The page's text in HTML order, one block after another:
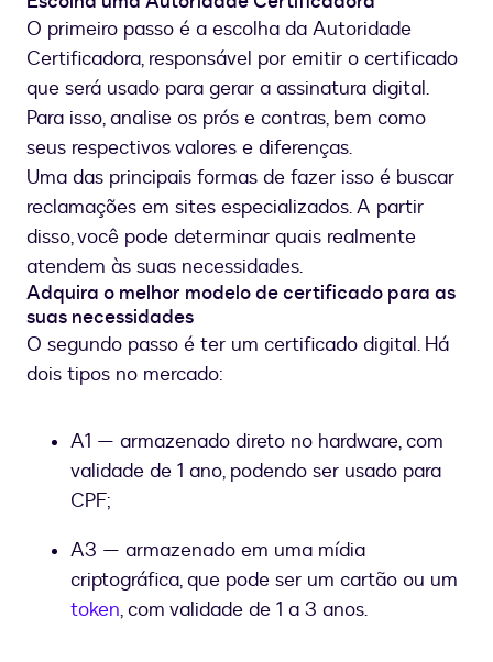
O primeiro passo é a escolha da Autoridade
Certificadora, responsável por emitir o certificado
que será usado para gerar a assinatura digital.
Para isso, analise os prós e contras, bem como
seus respectivos valores e diferenças.
Uma das principais formas de fazer isso é buscar
reclamações em sites especializados. A partir
disso, você pode determinar quais realmente
atendem às suas necessidades.
Adquira o melhor modelo de certificado para as
suas necessidades
O segundo passo é ter um certificado digital. Há
dois tipos no mercado:
A1 — armazenado direto no hardware, com
validade de 1 ano, podendo ser usado para
CPF;
A3 — armazenado em uma mídia
criptográfica, que pode ser um cartão ou um
token, com validade de 1 a 3 anos.